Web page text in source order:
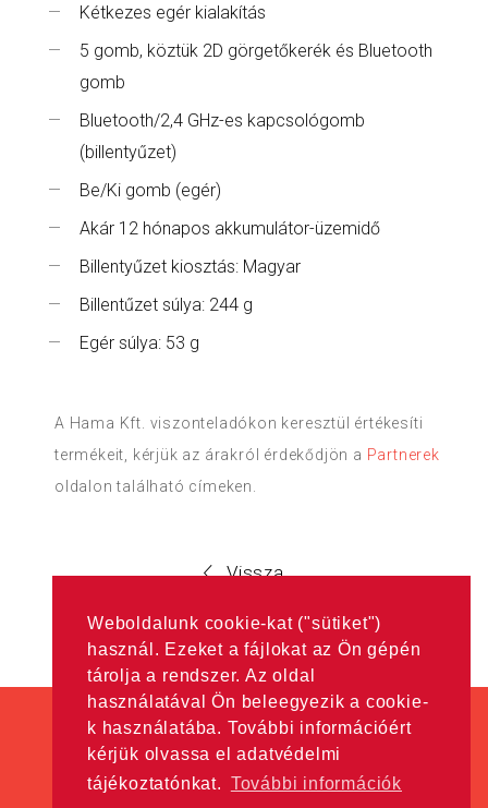
Weboldalunk cookie-kat ("sütiket")
használ. Ezeket a fájlokat az Ön gépén
tárolja a rendszer. Az oldal
használatával Ön beleegyezik a cookie-
k használatába. További információért
kérjük olvassa el adatvédelmi
tájékoztatónkat. További információk
Kétkezes egér kialakítás
5 gomb, köztük 2D görgetőkerék és Bluetooth
gomb
Bluetooth/2,4 GHz-es kapcsológomb
(billentyűzet)
Be/Ki gomb (egér)
Akár 12 hónapos akkumulátor-üzemidő
Billentyűzet kiosztás: Magyar
Billentűzet súlya: 244 g
Egér súlya: 53 g
A Hama Kft. viszonteladókon keresztül értékesíti
termékeit, kérjük az árakról érdekődjön a Partnerek
oldalon található címeken.
Vissza
Minden jog fenntartva! © Hama Kft. 2016